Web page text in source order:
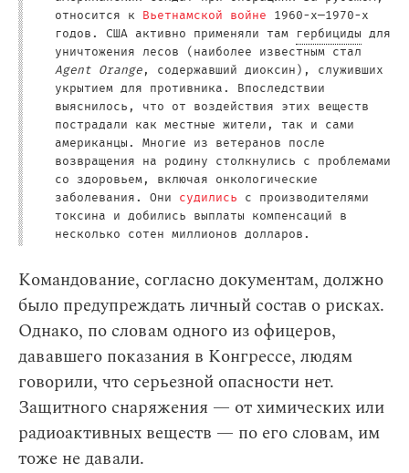
относится к Вьетнамской войне 1960-х—1970-х
годов. США активно применяли там гербициды для
уничтожения лесов (наиболее известным стал
Agent Orange, содержавший диоксин), служивших
укрытием для противника. Впоследствии
выяснилось, что от воздействия этих веществ
пострадали как местные жители, так и сами
американцы. Многие из ветеранов после
возвращения на родину столкнулись с проблемами
со здоровьем, включая онкологические
заболевания. Они судились с производителями
токсина и добились выплаты компенсаций в
несколько сотен миллионов долларов.
Командование, согласно документам, должно
было предупреждать личный состав о рисках.
Однако, по словам одного из офицеров,
дававшего показания в Конгрессе, людям
говорили, что серьезной опасности нет.
Защитного снаряжения — от химических или
радиоактивных веществ — по его словам, им
тоже не давали.